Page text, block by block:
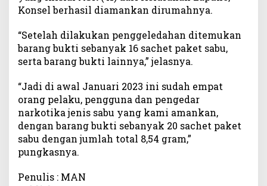
Konsel berhasil diamankan dirumahnya.
“Setelah dilakukan penggeledahan ditemukan
barang bukti sebanyak 16 sachet paket sabu,
serta barang bukti lainnya,” jelasnya.
“Jadi di awal Januari 2023 ini sudah empat
orang pelaku, pengguna dan pengedar
narkotika jenis sabu yang kami amankan,
dengan barang bukti sebanyak 20 sachet paket
sabu dengan jumlah total 8,54 gram,”
pungkasnya.
Penulis : MAN